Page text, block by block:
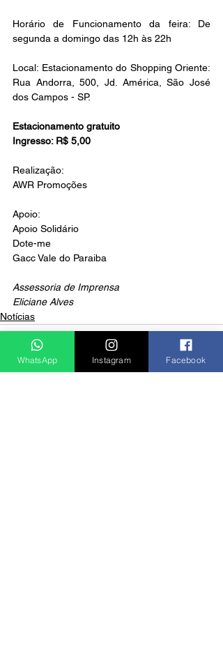
Horário de Funcionamento da feira: De
segunda a domingo das 12h às 22h
Local: Estacionamento do Shopping Oriente:
Rua Andorra, 500, Jd. América, São José
dos Campos - SP.
Estacionamento gratuito
Ingresso: R$ 5,00
Realização:
AWR Promoções
Apoio:
Apoio Solidário
Dote-me
Gacc Vale do Paraiba
Assessoria de Imprensa
Eliciane Alves
Notícias
WhatsApp Instagram Facebook